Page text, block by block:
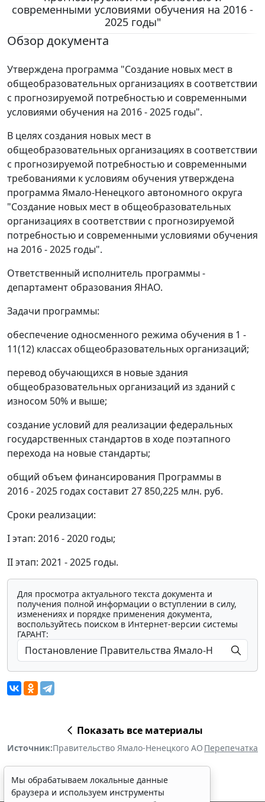
современными условиями обучения на 2016 -
2025 годы"
Обзор документа
Утверждена программа "Создание новых мест в
общеобразовательных организациях в соответствии
с прогнозируемой потребностью и современными
условиями обучения на 2016 - 2025 годы".
В целях создания новых мест в
общеобразовательных организациях в соответствии
с прогнозируемой потребностью и современными
требованиями к условиям обучения утверждена
программа Ямало-Ненецкого автономного округа
"Создание новых мест в общеобразовательных
организациях в соответствии с прогнозируемой
потребностью и современными условиями обучения
на 2016 - 2025 годы".
Ответственный исполнитель программы -
департамент образования ЯНАО.
Задачи программы:
обеспечение односменного режима обучения в 1 -
11(12) классах общеобразовательных организаций;
перевод обучающихся в новые здания
общеобразовательных организаций из зданий с
износом 50% и выше;
создание условий для реализации федеральных
государственных стандартов в ходе поэтапного
перехода на новые стандарты;
общий объем финансирования Программы в
2016 - 2025 годах составит 27 850,225 млн. руб.
Сроки реализации:
I этап: 2016 - 2020 годы;
II этап: 2021 - 2025 годы.
Для просмотра актуального текста документа и
получения полной информации о вступлении в силу,
изменениях и порядке применения документа,
воспользуйтесь поиском в Интернет-версии системы
ГАРАНТ:
Показать все материалы
Источник:Правительство Ямало-Ненецкого АО Перепечатка
Мы обрабатываем локальные данные
браузера и используем инструменты